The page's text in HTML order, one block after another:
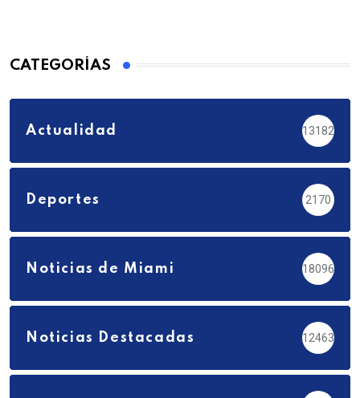
CATEGORÍAS
Actualidad 13182
Deportes 2170
Noticias de Miami 18096
Noticias Destacadas 12463